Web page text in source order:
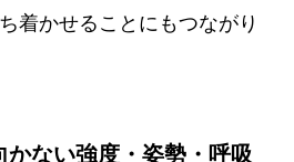
着かせることにもつながり
かない強度・姿勢・呼吸